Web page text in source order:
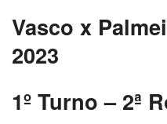
Vasco x
2023
1º Turno – 2ª